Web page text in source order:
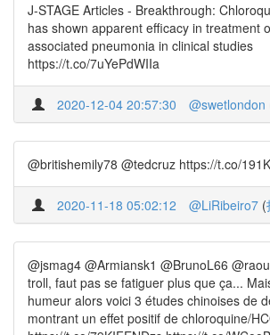
J-STAGE Articles - Breakthrough:
has shown apparent efficacy in treatment
associated pneumonia in clinical studies
https://t.co/7uYePdWIIa
2020-12-04 20:57:30 @swetlondon
@britishemily78 @tedcruz https://t.co/
2020-11-18 05:02:12 @LiRibeiro7 (
@jsmag4 @Armiansk1 @BrunoL66
troll, faut pas se fatiguer plus que ça...
humeur alors voici 3 études chinoises de
montrant un effet positif de chloroquine/